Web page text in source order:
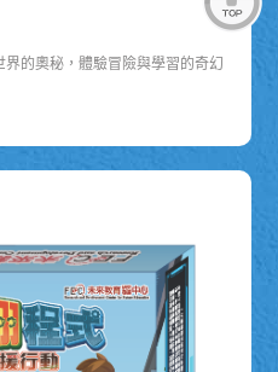
的奧秘，體驗冒險與學習的奇幻